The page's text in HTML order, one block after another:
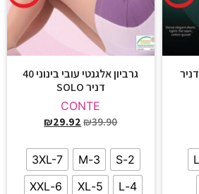
גרביון אלגנטי חלק 40 דניר
גרביון אלגנטי עובי בינוני 40
דניר SOLO
CONTE
₪39.90
₪29.92
2-S
3-M
3XL-7
4-L
5-XL
6-XXL